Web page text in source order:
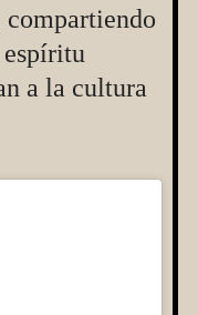
compartiendo
a la cultura